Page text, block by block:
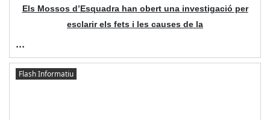
Els Mossos d’Esquadra han obert una investigació per
esclarir els fets i les causes de la
...
Flash Informatiu